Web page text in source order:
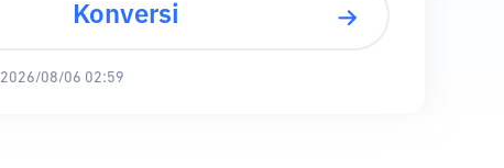
Konversi
2026/08/06 02:59